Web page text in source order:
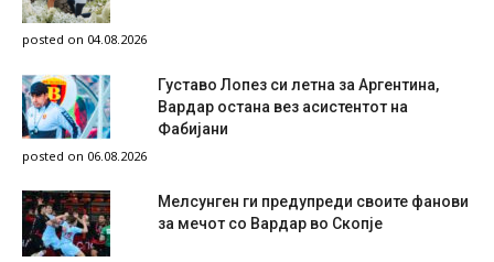
posted on 04.08.2026
Густаво Лопез си летна за Аргентина,
Вардар остана вез асистентот на
Фабијани
posted on 06.08.2026
Мелсунген ги предупреди своите фанови
за мечот со Вардар во Скопје